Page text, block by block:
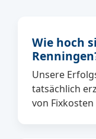
Wie hoch
Unsere
tatsächlich
von